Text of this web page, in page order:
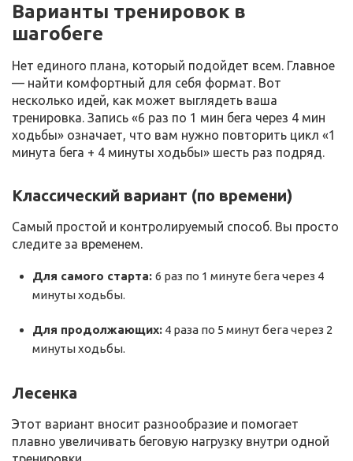
Варианты тренировок в
шагобеге
Нет единого плана, который подойдет всем. Главное
— найти комфортный для себя формат. Вот
несколько идей, как может выглядеть ваша
тренировка. Запись «6 раз по 1 мин бега через 4 мин
ходьбы» означает, что вам нужно повторить цикл «1
минута бега + 4 минуты ходьбы» шесть раз подряд.
Классический вариант (по времени)
Самый простой и контролируемый способ. Вы просто
следите за временем.
Для самого старта: 6 раз по 1 минуте бега через 4
минуты ходьбы.
Для продолжающих: 4 раза по 5 минут бега через 2
минуты ходьбы.
Лесенка
Этот вариант вносит разнообразие и помогает
плавно увеличивать беговую нагрузку внутри одной